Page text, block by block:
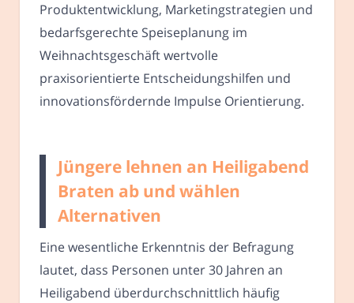
Produktentwicklung, Marketingstrategien und
bedarfsgerechte Speiseplanung im
Weihnachtsgeschäft wertvolle
praxisorientierte Entscheidungshilfen und
innovationsfördernde Impulse Orientierung.
Jüngere lehnen an Heiligabend
Braten ab und wählen
Alternativen
Eine wesentliche Erkenntnis der Befragung
lautet, dass Personen unter 30 Jahren an
Heiligabend überdurchschnittlich häufig